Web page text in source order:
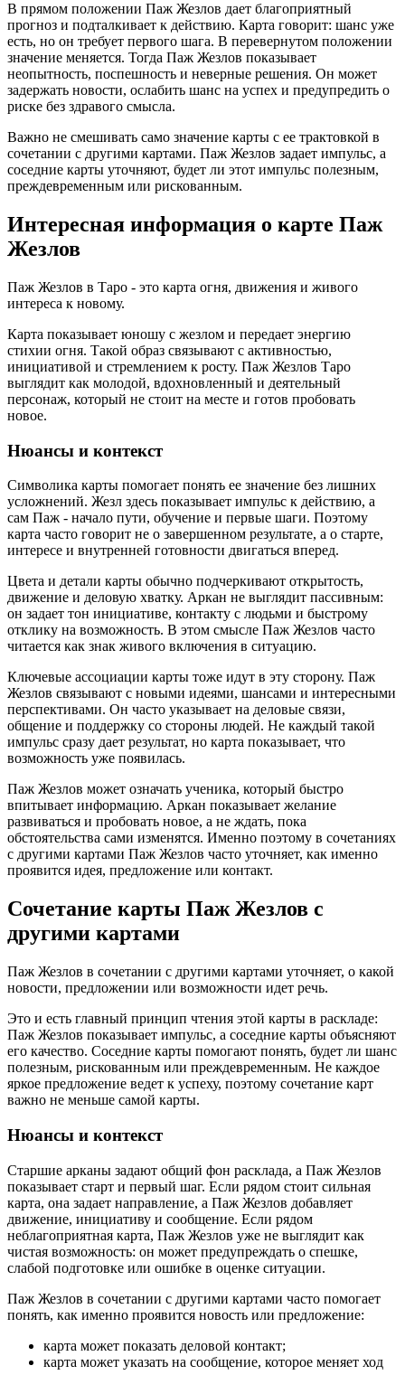
В прямом положении Паж Жезлов дает благоприятный
прогноз и подталкивает к действию. Карта говорит: шанс уже
есть, но он требует первого шага. В перевернутом положении
значение меняется. Тогда Паж Жезлов показывает
неопытность, поспешность и неверные решения. Он может
задержать новости, ослабить шанс на успех и предупредить о
риске без здравого смысла.
Важно не смешивать само значение карты с ее трактовкой в
сочетании с другими картами. Паж Жезлов задает импульс, а
соседние карты уточняют, будет ли этот импульс полезным,
преждевременным или рискованным.
Интересная информация о карте Паж
Жезлов
Паж Жезлов в Таро - это карта огня, движения и живого
интереса к новому.
Карта показывает юношу с жезлом и передает энергию
стихии огня. Такой образ связывают с активностью,
инициативой и стремлением к росту. Паж Жезлов Таро
выглядит как молодой, вдохновленный и деятельный
персонаж, который не стоит на месте и готов пробовать
новое.
Нюансы и контекст
Символика карты помогает понять ее значение без лишних
усложнений. Жезл здесь показывает импульс к действию, а
сам Паж - начало пути, обучение и первые шаги. Поэтому
карта часто говорит не о завершенном результате, а о старте,
интересе и внутренней готовности двигаться вперед.
Цвета и детали карты обычно подчеркивают открытость,
движение и деловую хватку. Аркан не выглядит пассивным:
он задает тон инициативе, контакту с людьми и быстрому
отклику на возможность. В этом смысле Паж Жезлов часто
читается как знак живого включения в ситуацию.
Ключевые ассоциации карты тоже идут в эту сторону. Паж
Жезлов связывают с новыми идеями, шансами и интересными
перспективами. Он часто указывает на деловые связи,
общение и поддержку со стороны людей. Не каждый такой
импульс сразу дает результат, но карта показывает, что
возможность уже появилась.
Паж Жезлов может означать ученика, который быстро
впитывает информацию. Аркан показывает желание
развиваться и пробовать новое, а не ждать, пока
обстоятельства сами изменятся. Именно поэтому в сочетаниях
с другими картами Паж Жезлов часто уточняет, как именно
проявится идея, предложение или контакт.
Сочетание карты Паж Жезлов с
другими картами
Паж Жезлов в сочетании с другими картами уточняет, о какой
новости, предложении или возможности идет речь.
Это и есть главный принцип чтения этой карты в раскладе:
Паж Жезлов показывает импульс, а соседние карты объясняют
его качество. Соседние карты помогают понять, будет ли шанс
полезным, рискованным или преждевременным. Не каждое
яркое предложение ведет к успеху, поэтому сочетание карт
важно не меньше самой карты.
Нюансы и контекст
Старшие арканы задают общий фон расклада, а Паж Жезлов
показывает старт и первый шаг. Если рядом стоит сильная
карта, она задает направление, а Паж Жезлов добавляет
движение, инициативу и сообщение. Если рядом
неблагоприятная карта, Паж Жезлов уже не выглядит как
чистая возможность: он может предупреждать о спешке,
слабой подготовке или ошибке в оценке ситуации.
Паж Жезлов в сочетании с другими картами часто помогает
понять, как именно проявится новость или предложение:
карта может показать деловой контакт;
карта может указать на сообщение, которое меняет ход